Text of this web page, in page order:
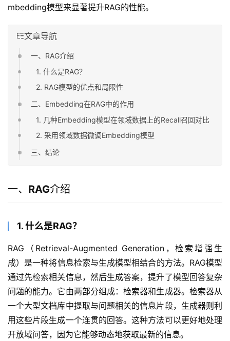
mbedding模型来显著提升RAG的性能。
文章导航
一、RAG介绍
1. 什么是RAG？
2. RAG模型的优点和局限性
二、Embedding在RAG中的作用
1. 几种Embedding模型在领域数据上的Recall召回对比
2. 采用领域数据微调Embedding模型
三、结论
一、 RAG介绍
1. 什么是RAG？
RAG（Retrieval-Augmented Generation，检索增强生
成）是一种将信息检索与生成模型相结合的方法。RAG模型
通过先检索相关信息，然后生成答案，提升了模型回答复杂
问题的能力。它由两部分组成：检索器和生成器。检索器从
一个大型文档库中提取与问题相关的信息片段，生成器则利
用这些片段生成一个连贯的回答。这种方法可以更好地处理
开放域问答，因为它能够动态地获取最新的信息。